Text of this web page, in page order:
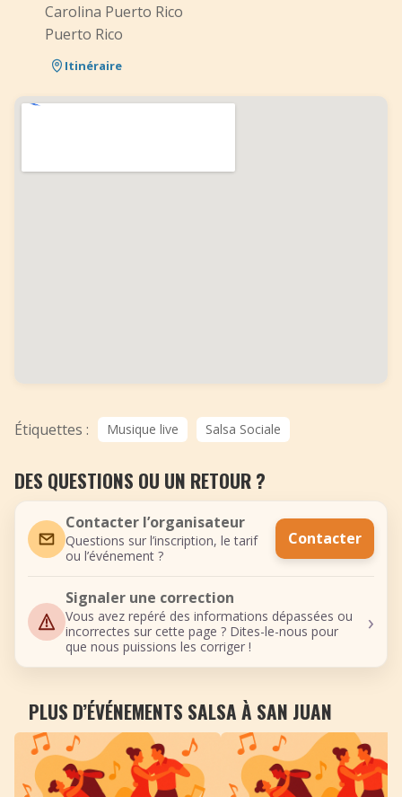
Carolina Puerto Rico
Puerto Rico
Itinéraire
Étiquettes : Musique live Salsa Sociale
DES QUESTIONS OU UN RETOUR ?
Contacter l’organisateur
Questions sur l’inscription, le tarif
ou l’événement ?
Contacter
Signaler une correction
Vous avez repéré des informations dépassées ou
incorrectes sur cette page ? Dites-le-nous pour
que nous puissions les corriger !
›
PLUS D’ÉVÉNEMENTS SALSA À SAN JUAN